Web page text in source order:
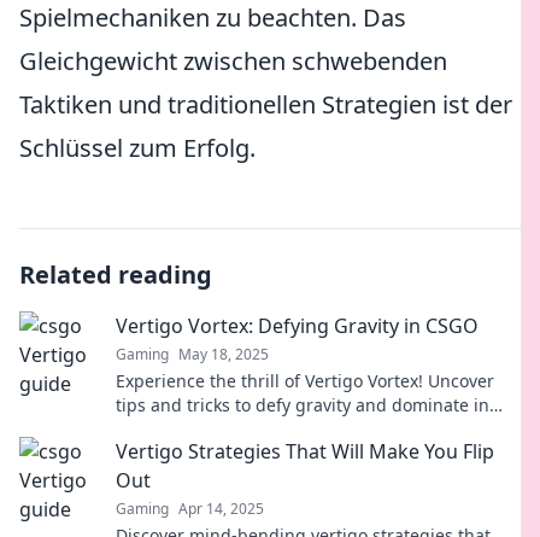
Spielmechaniken zu beachten. Das
Gleichgewicht zwischen schwebenden
Taktiken und traditionellen Strategien ist der
Schlüssel zum Erfolg.
Related reading
Vertigo Vortex: Defying Gravity in CSGO
Gaming May 18, 2025
Experience the thrill of Vertigo Vortex! Uncover
tips and tricks to defy gravity and dominate in
Vertigo Strategies That Will Make You Flip
Out
Gaming Apr 14, 2025